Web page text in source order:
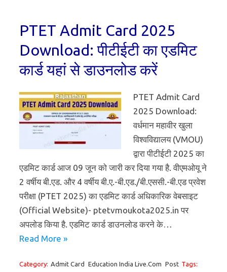
PTET Admit Card 2025
Download: पीटीईटी का एडमिट
कार्ड यहां से डाउनलोड करें
PTET Admit Card
2025 Download:
वर्धमान महावीर खुला
विश्वविद्यालय (VMOU)
द्वारा पीटीईटी 2025 का
एडमिट कार्ड आज 09 जून को जारी कर दिया गया है. वीएमओयू ने
2 वर्षीय बी.एड. और 4 वर्षीय बी.ए.-बी.एड./बी.एससी.-बी.एड प्रवेश
परीक्षा (PTET 2025) का एडमिट कार्ड अधिकारिक वेबसाइट
(Official Website)- ptetvmoukota2025.in पर
अपलोड किया है. एडमिट कार्ड डाउनलोड करने के…
Read More »
Category: Admit Card Education India Live.Com Post Tags: